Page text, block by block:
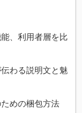
能、利用者層を比
伝わる説明文と魅
ための梱包方法